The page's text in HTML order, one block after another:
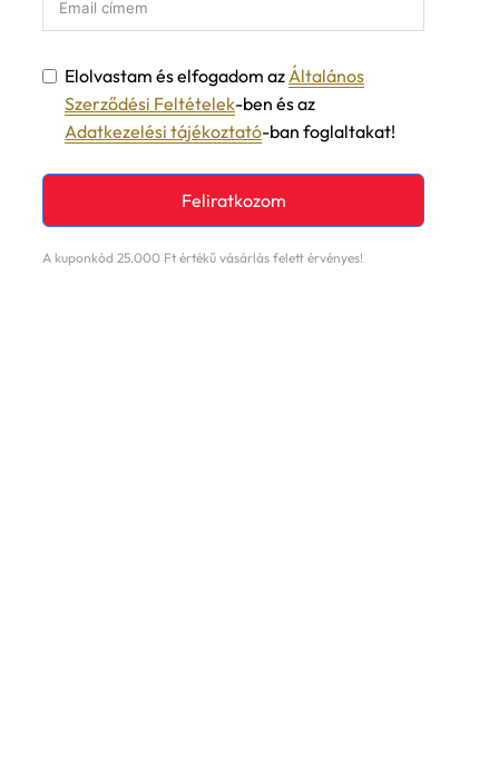
Szerződési Feltételek-ben és az
Adatkezelési tájékoztató-ban foglaltakat!
Feliratkozom
A kuponkód 25.000 Ft értékű vásárlás felett érvényes!